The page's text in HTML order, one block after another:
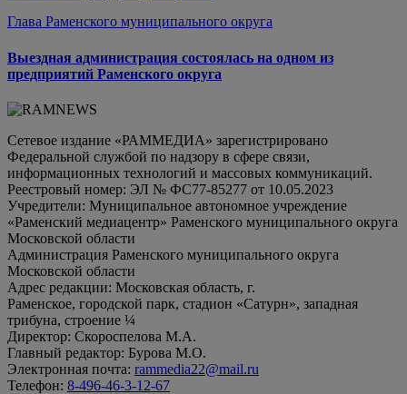
Глава Раменского муниципального округа
Выездная администрация состоялась на одном из
предприятий Раменского округа
Сетевое издание «РАММЕДИА» зарегистрировано
Федеральной службой по надзору в сфере связи,
информационных технологий и массовых коммуникаций.
Реестровый номер: ЭЛ № ФС77-85277 от 10.05.2023
Учредители: Муниципальное автономное учреждение
«Раменский медиацентр» Раменского муниципального округа
Московской области
Администрация Раменского муниципального округа
Московской области
Адрес редакции: Московская область, г.
Раменское, городской парк, стадион «Сатурн», западная
трибуна, строение ¼
Директор: Скороспелова М.А.
Главный редактор: Бурова М.О.
Электронная почта: rammedia22@mail.ru
Телефон: 8-496-46-3-12-67